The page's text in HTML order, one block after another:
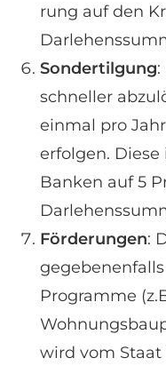
rung auf den
Sondertilgung
schneller
einmal pro
erfolgen.
Banken auf 5
Förderungen:
Programme
wird vom